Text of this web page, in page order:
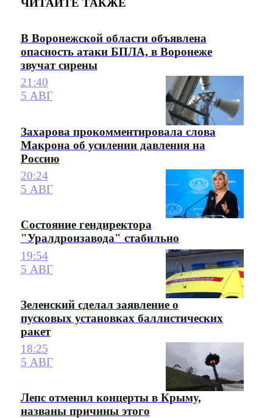
ЧИТАЙТЕ ТАКЖЕ
В Воронежской области объявлена
опасность атаки БПЛА, в Воронеже
звучат сирены
21:40
5 АВГ
Захарова прокомментировала слова
Макрона об усилении давления на
Россию
20:24
5 АВГ
Состояние гендиректора
"Уралдронзавода" стабильно
19:54
5 АВГ
Зеленский сделал заявление о
пусковых установках баллистических
ракет
18:25
5 АВГ
Лепс отменил концерты в Крыму,
названы причины этого